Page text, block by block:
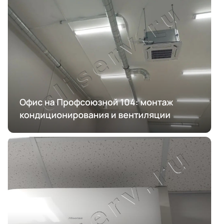
Офис на Профсоюзной 104: монтаж
кондиционирования и вентиляции